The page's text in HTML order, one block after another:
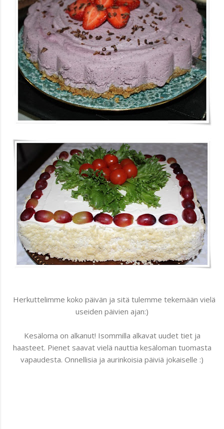
Herkuttelimme koko päivän ja sitä tulemme tekemään vielä
useiden päivien ajan:)
Kesäloma on alkanut! Isommilla alkavat uudet tiet ja
haasteet. Pienet saavat vielä nauttia kesäloman tuomasta
vapaudesta. Onnellisia ja aurinkoisia päiviä jokaiselle :)